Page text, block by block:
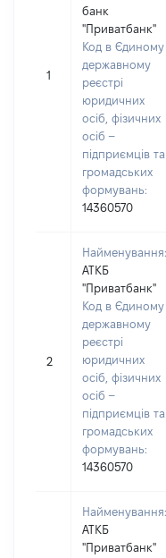
1
банк
"Приватбанк"
Код в Єдиному
державному
реєстрі
юридичних
осіб, фізичних
осіб –
підприємців та
громадських
формувань:
14360570
2
Найменування:
АТКБ
"Приватбанк"
Код в Єдиному
державному
реєстрі
юридичних
осіб, фізичних
осіб –
підприємців та
громадських
формувань:
14360570
Найменування:
АТКБ
"Приватбанк"